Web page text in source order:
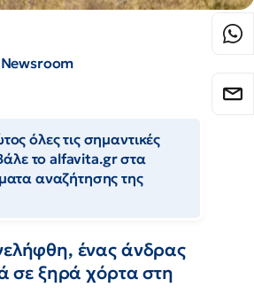
όλες τις σημαντικές
το alfavita.gr στα
αναζήτησης της
ένας άνδρας
σε ξηρά χόρτα στη